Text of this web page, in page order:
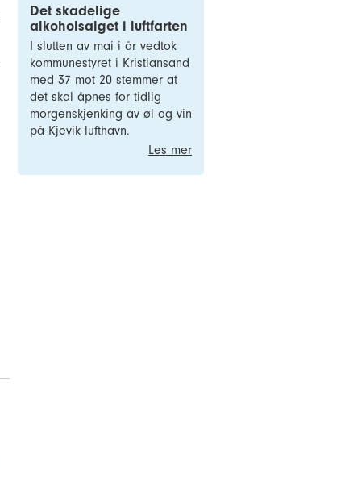
Det skadelige
alkoholsalget i luftfarten
I slutten av mai i år vedtok
kommunestyret i Kristiansand
med 37 mot 20 stemmer at
det skal åpnes for tidlig
morgenskjenking av øl og vin
på Kjevik lufthavn.
Les mer